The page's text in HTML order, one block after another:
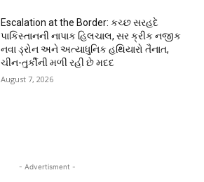
Escalation at the Border: કચ્છ સરહદે
પાકિસ્તાનની નાપાક હિલચાલ, સર ક્રીક નજીક
નવા ડ્રોન અને અત્યાધુનિક હથિયારો તૈનાત,
ચીન-તુર્કીની મળી રહી છે મદદ
August 7, 2026
- Advertisment -